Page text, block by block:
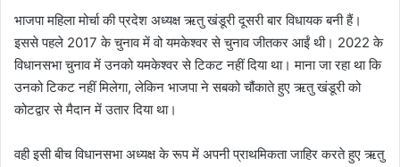
भाजपा महिला मोर्चा की प्रदेश अध्यक्ष ऋतु खंडूरी दूसरी बार विधायक बनी हैं।
इससे पहले 2017 के चुनाव में वो यमकेश्वर से चुनाव जीतकर आईं थी। 2022 के
विधानसभा चुनाव में उनको यमकेश्वर से टिकट नहीं दिया था। माना जा रहा था कि
उनको टिकट नहीं मिलेगा, लेकिन भाजपा ने सबको चौंकाते हुए ऋतु खंडूरी को
कोटद्वार से मैदान में उतार दिया था।
वही इसी बीच विधानसभा अध्यक्ष के रूप में अपनी प्राथमिकता जाहिर करते हुए ऋतु